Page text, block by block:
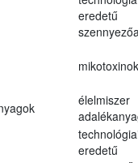
eredetű
mikotoxinok
élelmiszer
eredetű